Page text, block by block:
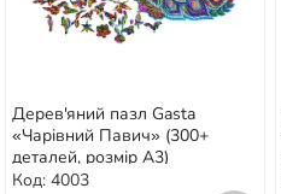
Дерев'яний пазл Gasta
«Чарівний Павич» (300+
деталей, розмір А3)
Код: 4003